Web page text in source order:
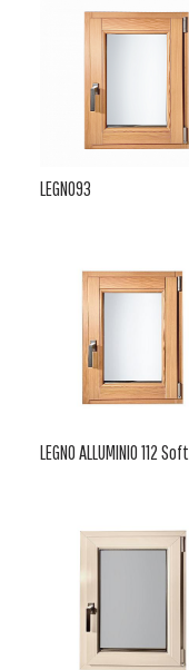
LEGNO93
LEGNO ALLUMINIO 112 Soft